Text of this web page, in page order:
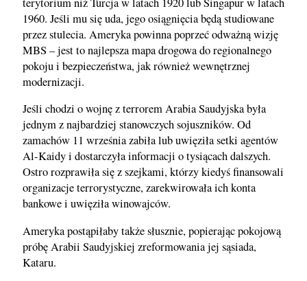
1960. Jeśli mu się uda, jego osiągnięcia będą studiowane
przez stulecia. Ameryka powinna poprzeć odważną wizję
MBS – jest to najlepsza mapa drogowa do regionalnego
pokoju i bezpieczeństwa, jak również wewnętrznej
modernizacji.
Jeśli chodzi o wojnę z terrorem Arabia Saudyjska była
jednym z najbardziej stanowczych sojuszników. Od
zamachów 11 września zabiła lub uwięziła setki agentów
Al-Kaidy i dostarczyła informacji o tysiącach dalszych.
Ostro rozprawiła się z szejkami, którzy kiedyś finansowali
organizacje terrorystyczne, zarekwirowała ich konta
bankowe i uwięziła winowajców.
Ameryka postąpiłaby także słusznie, popierając pokojową
próbę Arabii Saudyjskiej zreformowania jej sąsiada,
Kataru.